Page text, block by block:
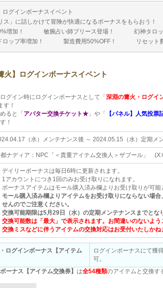
ログインボーナスイベント
ス」に話しかけて冒険が快適になるボーナスをもらおう！
増加！
敏腕占い師ブリース登場！
幻神タロ
ップ率増加！
製造費用50%OFF！ リセット
火】ログインボーナスイベント
グイン時にログインボーナスとして「 深淵の篝火・ログイ
す！
ると「 アバター交換チケット★」や「 【パネル】人気投票
！
（水）メンテナンス後 ～ 2024.05.15（水）定期メ
ナディア：NPC「＜貴重アイテム交換人＞ザブール」
デイリーボーナスは毎日6時に更新されます。
1アカウントにつき1回のみお受け取りになれます。
ボーナスアイテムはモール購入済み欄よりお受け取りが可能
モール購入済み欄よりアイテムをお受け取りにならない場
せんのでご注意ください。
交換可能期限は5月29日（水）の定期メンテナンスまでとな
交換可能数は「最大」で表示されます。お間違いのないよう
交換ミスなどに伴うアイテムの交換対応はお受付いたしかね
ログインボーナス【アイテム
ログインボーナスにて獲
可。
ーナス【アイテム交換券】
は全54種類のアイテムと交換す